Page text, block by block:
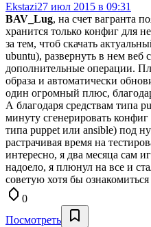
Ekstazi27 июл 2015 в 09:31
BAV_Lug, на счет вагранта
хранится только конфиг для
за тем, чтоб скачать
ubuntu), развернуть в нем веб
дополнительные операции.
образа и автоматически
один огромный плюс,
А благодаря средствам типа
минуту сгенерировать
типа puppet или ansible) под
растрачивая время на
интересно, я два месяца сам
надоело, я плюнул на все и
советую хотя бы
0
Посмотреть